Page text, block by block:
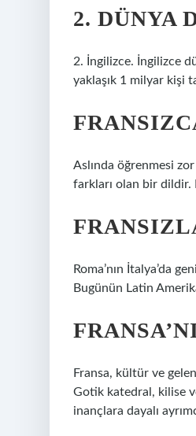
2. DÜNYA
2. İngilizce. İngilizce
yaklaşık 1 milyar kişi
Aslında öğrenmesi
farkları olan bir dildir.
Roma’nın İtalya’da
Bugünün Latin
Fransa, kültür ve
Gotik katedral, kilise
inançlara dayalı